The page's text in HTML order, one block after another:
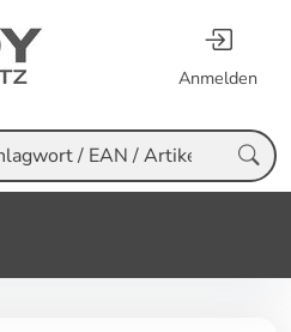
Anmelden